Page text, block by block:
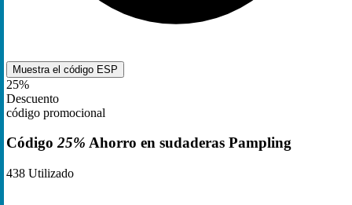
Muestra el código ESP
25%
Descuento
código promocional
Código25% Ahorro en sudaderas Pampling
438 Utilizado